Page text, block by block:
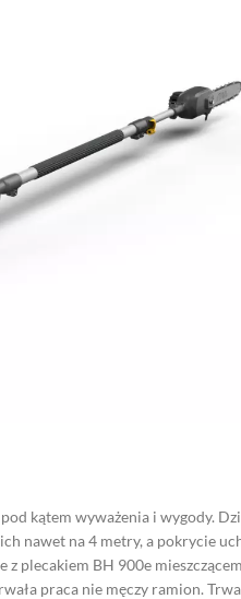
kątem wyważenia i wygody.
nawet na 4 metry, a pokrycie
z plecakiem BH 900e
praca nie męczy ramion.